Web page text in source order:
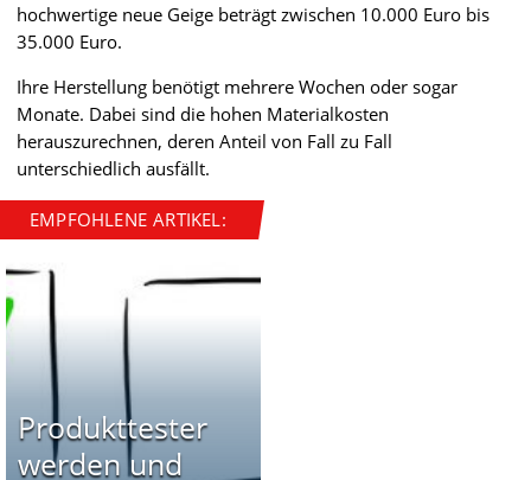
hochwertige neue Geige beträgt zwischen 10.000 Euro bis
35.000 Euro.
Ihre Herstellung benötigt mehrere Wochen oder sogar
Monate. Dabei sind die hohen Materialkosten
herauszurechnen, deren Anteil von Fall zu Fall
unterschiedlich ausfällt.
EMPFOHLENE ARTIKEL:
Produkttester
werden und